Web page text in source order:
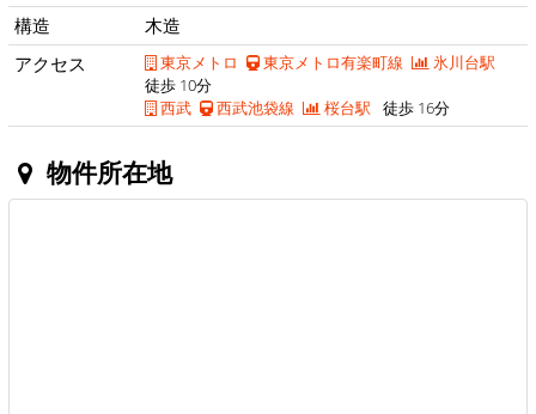
構造
木造
アクセス
東京メトロ 東京メトロ有楽町線
氷川台駅
徒歩 10分
西武
西武池袋線 桜台駅 徒歩 16分
物件所在地